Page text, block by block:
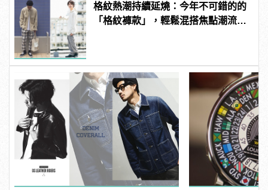
格紋熱潮持續延燒：今年不可錯的的
「格紋褲款」，輕鬆混搭焦點潮流氣